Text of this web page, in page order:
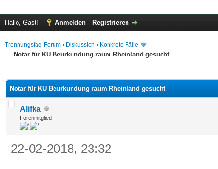
Hallo, Gast! Anmelden Registrieren
Trennungsfaq-Forum › Diskussion › Konkrete Fälle
Notar für KU Beurkundung raum Rheinland gesucht
Notar für KU Beurkundung raum Rheinland gesucht
Alifka
Forenmitglied
22-02-2018, 23:32